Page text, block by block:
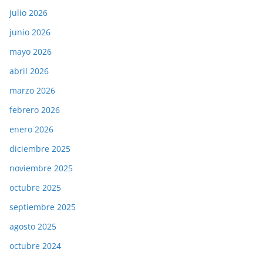
julio 2026
junio 2026
mayo 2026
abril 2026
marzo 2026
febrero 2026
enero 2026
diciembre 2025
noviembre 2025
octubre 2025
septiembre 2025
agosto 2025
octubre 2024